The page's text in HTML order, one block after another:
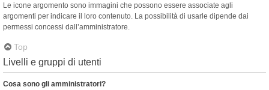
Le icone argomento sono immagini che possono essere associate agli
argomenti per indicare il loro contenuto. La possibilità di usarle dipende dai
permessi concessi dall’amministratore.
Top
Livelli e gruppi di utenti
Cosa sono gli amministratori?